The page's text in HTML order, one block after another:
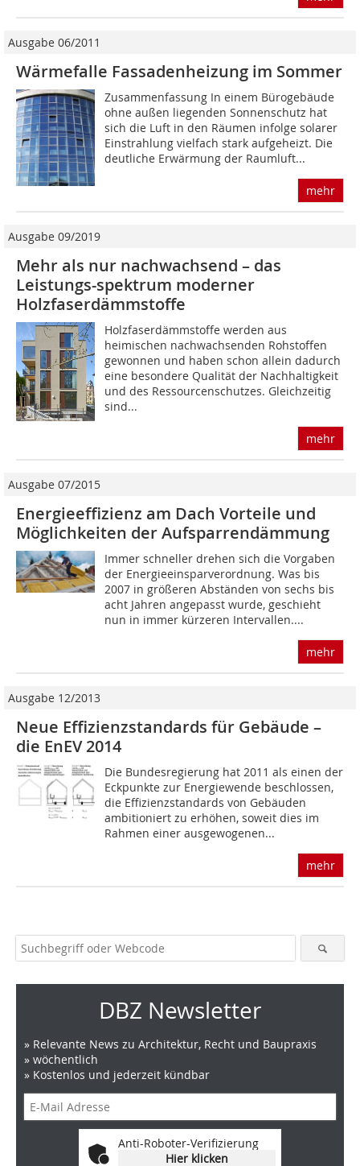
Ausgabe 06/2011
Wärmefalle Fassadenheizung im Sommer
Zusammenfassung In einem Bürogebäude
ohne außen liegenden Sonnenschutz hat
sich die Luft in den Räumen infolge solarer
Einstrahlung vielfach stark aufgeheizt. Die
deutliche Erwärmung der Raumluft...
mehr
Ausgabe 09/2019
Mehr als nur nachwachsend – das
Leistungs-spektrum moderner
Holzfaserdämmstoffe
Holzfaserdämmstoffe werden aus
heimischen nachwachsenden Rohstoffen
gewonnen und haben schon allein dadurch
eine besondere Qualität der Nachhaltigkeit
und des Ressourcenschutzes. Gleichzeitig
sind...
mehr
Ausgabe 07/2015
Energieeffizienz am Dach Vorteile und
Möglichkeiten der Aufsparrendämmung
Immer schneller drehen sich die Vorgaben
der Energieeinsparverordnung. Was bis
2007 in größeren Abständen von sechs bis
acht Jahren angepasst wurde, geschieht
nun in immer kürzeren Intervallen....
mehr
Ausgabe 12/2013
Neue Effizienzstandards für Gebäude –
die EnEV 2014
Die Bundesregierung hat 2011 als einen der
Eckpunkte zur Energiewende beschlossen,
die Effizienzstandards von Gebäuden
ambitioniert zu erhöhen, soweit dies im
Rahmen einer ausgewogenen...
mehr
DBZ Newsletter
» Relevante News zu Architektur, Recht und Baupraxis
» wöchentlich
» Kostenlos und jederzeit kündbar
Anti-Roboter-Verifizierung
Hier klicken